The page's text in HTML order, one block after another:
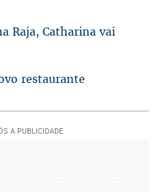
Raja, Catharina vai
restaurante